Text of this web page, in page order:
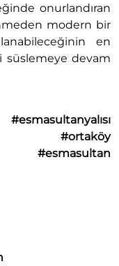
onurlandıran
modern bir
en
süslemeye devam
#ortaköy
#esmasultan